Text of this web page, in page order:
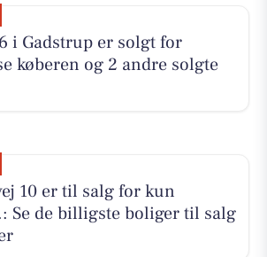
i Gadstrup er solgt for
køberen og 2 andre solgte
10 er til salg for kun
Se de billigste boliger til salg